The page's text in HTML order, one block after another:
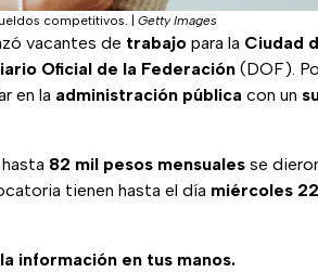
competitivos. Getty Images
vacantes de trabajo para la Ciudad
Oficial de la Federación (DOF).
en la administración pública con un
82 mil pesos mensuales se
tienen hasta el día miércoles 22
información en tus manos.